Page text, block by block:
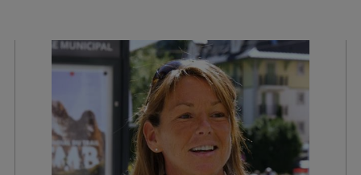
08h33
08h05
07h33
07h05